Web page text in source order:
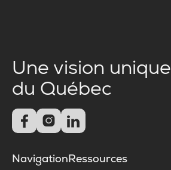
Une vision unique
du Québec
  
NavigationRessources